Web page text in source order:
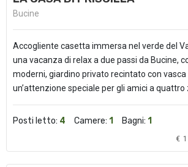
Bucine
Accogliente casetta immersa nel verde del
una vacanza di relax a due passi da Bucine,
moderni, giardino privato recintato con
un’attenzione speciale per gli amici a quattro
Posti letto: 4 Camere: 1 Bagni: 1
€